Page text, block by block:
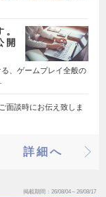
開
、ゲームプレイ全般の
面談時にお伝え致しま
詳細へ
掲載期間 26/08/04～26/08/17